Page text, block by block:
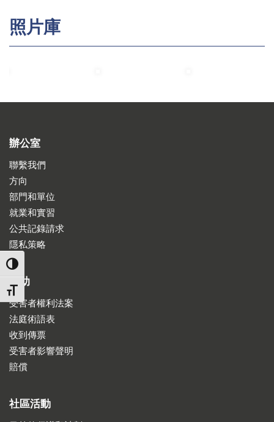
TOGGLE HIGH CONTRAST
TOGGLE FONT SIZE
照片庫
辦公室
聯繫我們
方向
部門和單位
就業和實習
公共記錄請求
隱私策略
援助
受害者權利法案
法庭術語表
收到傳票
受害者影響聲明
賠償
社區活動